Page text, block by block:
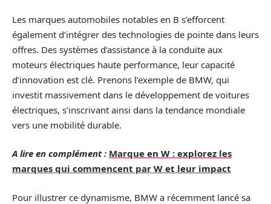
Les marques automobiles notables en B s’efforcent
également d’intégrer des technologies de pointe dans leurs
offres. Des systèmes d’assistance à la conduite aux
moteurs électriques haute performance, leur capacité
d’innovation est clé. Prenons l’exemple de BMW, qui
investit massivement dans le développement de voitures
électriques, s’inscrivant ainsi dans la tendance mondiale
vers une mobilité durable.
A lire en complément : Marque en W : explorez les
marques qui commencent par W et leur impact
Pour illustrer ce dynamisme, BMW a récemment lancé sa